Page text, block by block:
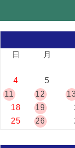
日
月
4
5
11
12
18
19
25
26